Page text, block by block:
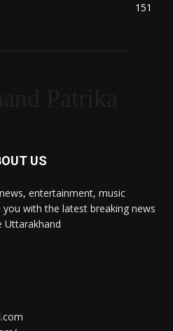
151
US
entertainment, music
with the latest breaking news
Uttarakhand